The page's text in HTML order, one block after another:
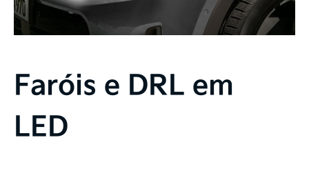
Faróis e DRL em
LED